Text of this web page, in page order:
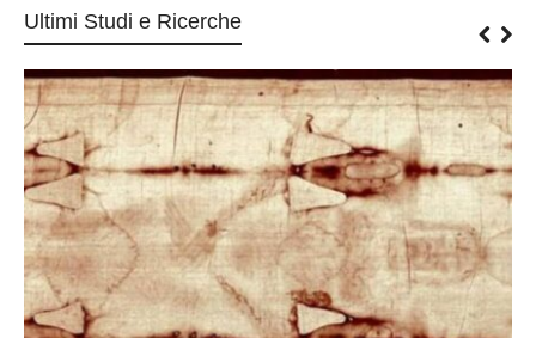
Ultimi Studi e Ricerche